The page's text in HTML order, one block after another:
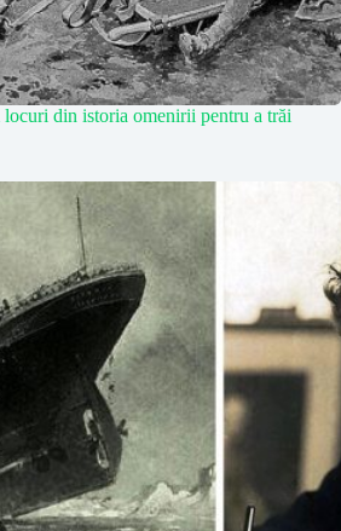
din istoria omenirii pentru a trăi